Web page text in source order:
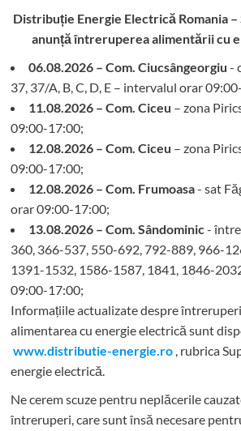
Distribuție Energie Electrică Romania
anunță întreruperea alimentării cu
06.08.2026 – Com. Ciucsângeorgiu -
37, 37/A, B, C, D, E – intervalul orar
11.08.2026 – Com. Ciceu – zona
09:00-17:00;
12.08.2026 – Com. Ciceu – zona
09:00-17:00;
12.08.2026 – Com. Frumoasa- sat
orar 09:00-17:00;
13.08.2026 – Com. Sândominic- între
360, 366-537, 550-692, 792-889, 966-
1391-1532, 1586-1587, 1841, 1846-
09:00-17:00;
Informațiile actualizate despre
alimentarea cu energie electrică sunt
www.distributie-energie.ro , rubrica
energie electrică.
Ne cerem scuze pentru neplăcerile
întreruperi, care sunt însă necesare